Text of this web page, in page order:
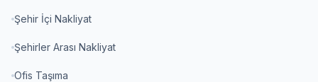
Şehir İçi Nakliyat
Şehirler Arası Nakliyat
Ofis Taşıma